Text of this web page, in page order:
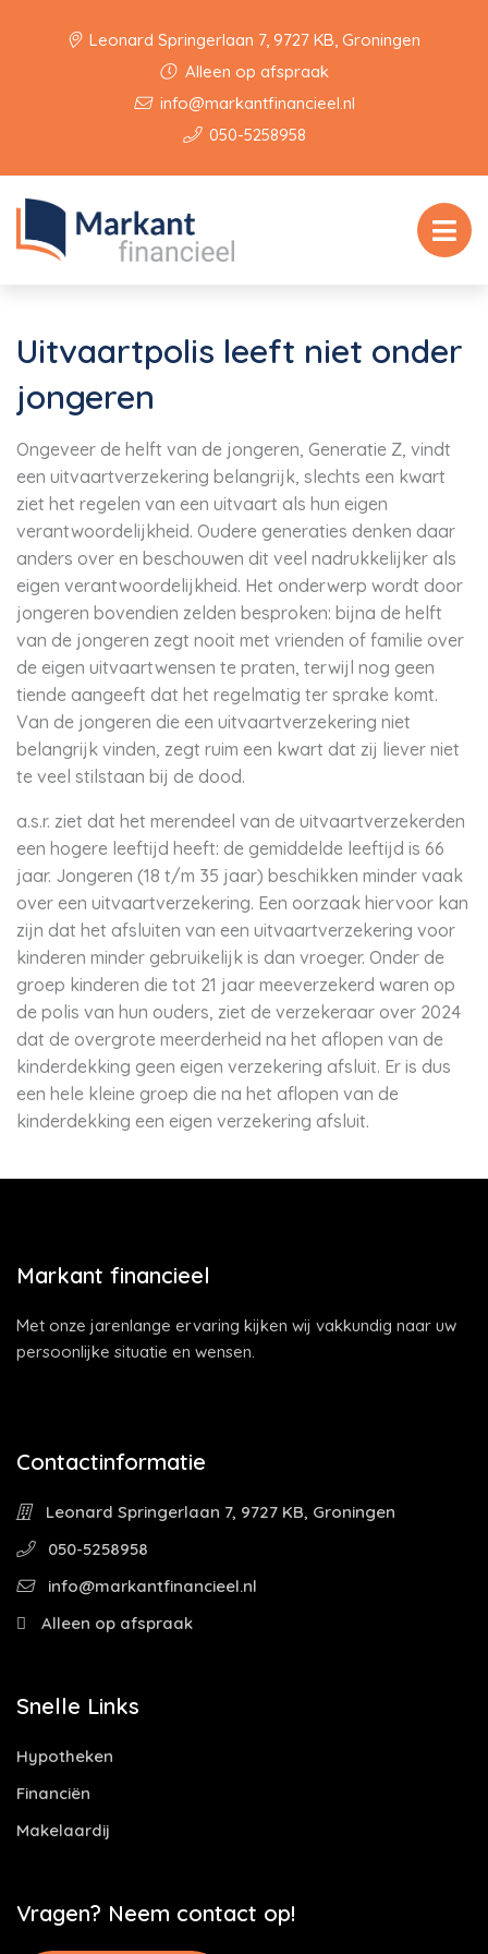
Leonard Springerlaan 7, 9727 KB, Groningen
Alleen op afspraak
info@markantfinancieel.nl
050-5258958
Uitvaartpolis leeft niet onder
jongeren
Ongeveer de helft van de jongeren, Generatie Z, vindt
een uitvaartverzekering belangrijk, slechts een kwart
ziet het regelen van een uitvaart als hun eigen
verantwoordelijkheid. Oudere generaties denken daar
anders over en beschouwen dit veel nadrukkelijker als
eigen verantwoordelijkheid. Het onderwerp wordt door
jongeren bovendien zelden besproken: bijna de helft
van de jongeren zegt nooit met vrienden of familie over
de eigen uitvaartwensen te praten, terwijl nog geen
tiende aangeeft dat het regelmatig ter sprake komt.
Van de jongeren die een uitvaartverzekering niet
belangrijk vinden, zegt ruim een kwart dat zij liever niet
te veel stilstaan bij de dood.
a.s.r. ziet dat het merendeel van de uitvaartverzekerden
een hogere leeftijd heeft: de gemiddelde leeftijd is 66
jaar. Jongeren (18 t/m 35 jaar) beschikken minder vaak
over een uitvaartverzekering. Een oorzaak hiervoor kan
zijn dat het afsluiten van een uitvaartverzekering voor
kinderen minder gebruikelijk is dan vroeger. Onder de
groep kinderen die tot 21 jaar meeverzekerd waren op
de polis van hun ouders, ziet de verzekeraar over 2024
dat de overgrote meerderheid na het aflopen van de
kinderdekking geen eigen verzekering afsluit. Er is dus
een hele kleine groep die na het aflopen van de
kinderdekking een eigen verzekering afsluit.
Markant financieel
Met onze jarenlange ervaring kijken wij vakkundig naar uw
persoonlijke situatie en wensen.
Contactinformatie
Leonard Springerlaan 7, 9727 KB, Groningen
050-5258958
info@markantfinancieel.nl
Alleen op afspraak
Snelle Links
Hypotheken
Financiën
Makelaardij
Vragen? Neem contact op!